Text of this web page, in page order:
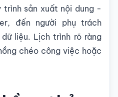
trình sản xuất nội dung -
đến người phụ trách
liệu. Lịch trình rõ ràng
chéo công việc hoặc